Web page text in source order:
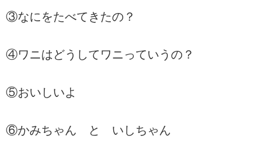
③なにをたべてきたの？
④ワニはどうしてワニっていうの？
⑤おいしいよ
⑥かみちゃん と いしちゃん